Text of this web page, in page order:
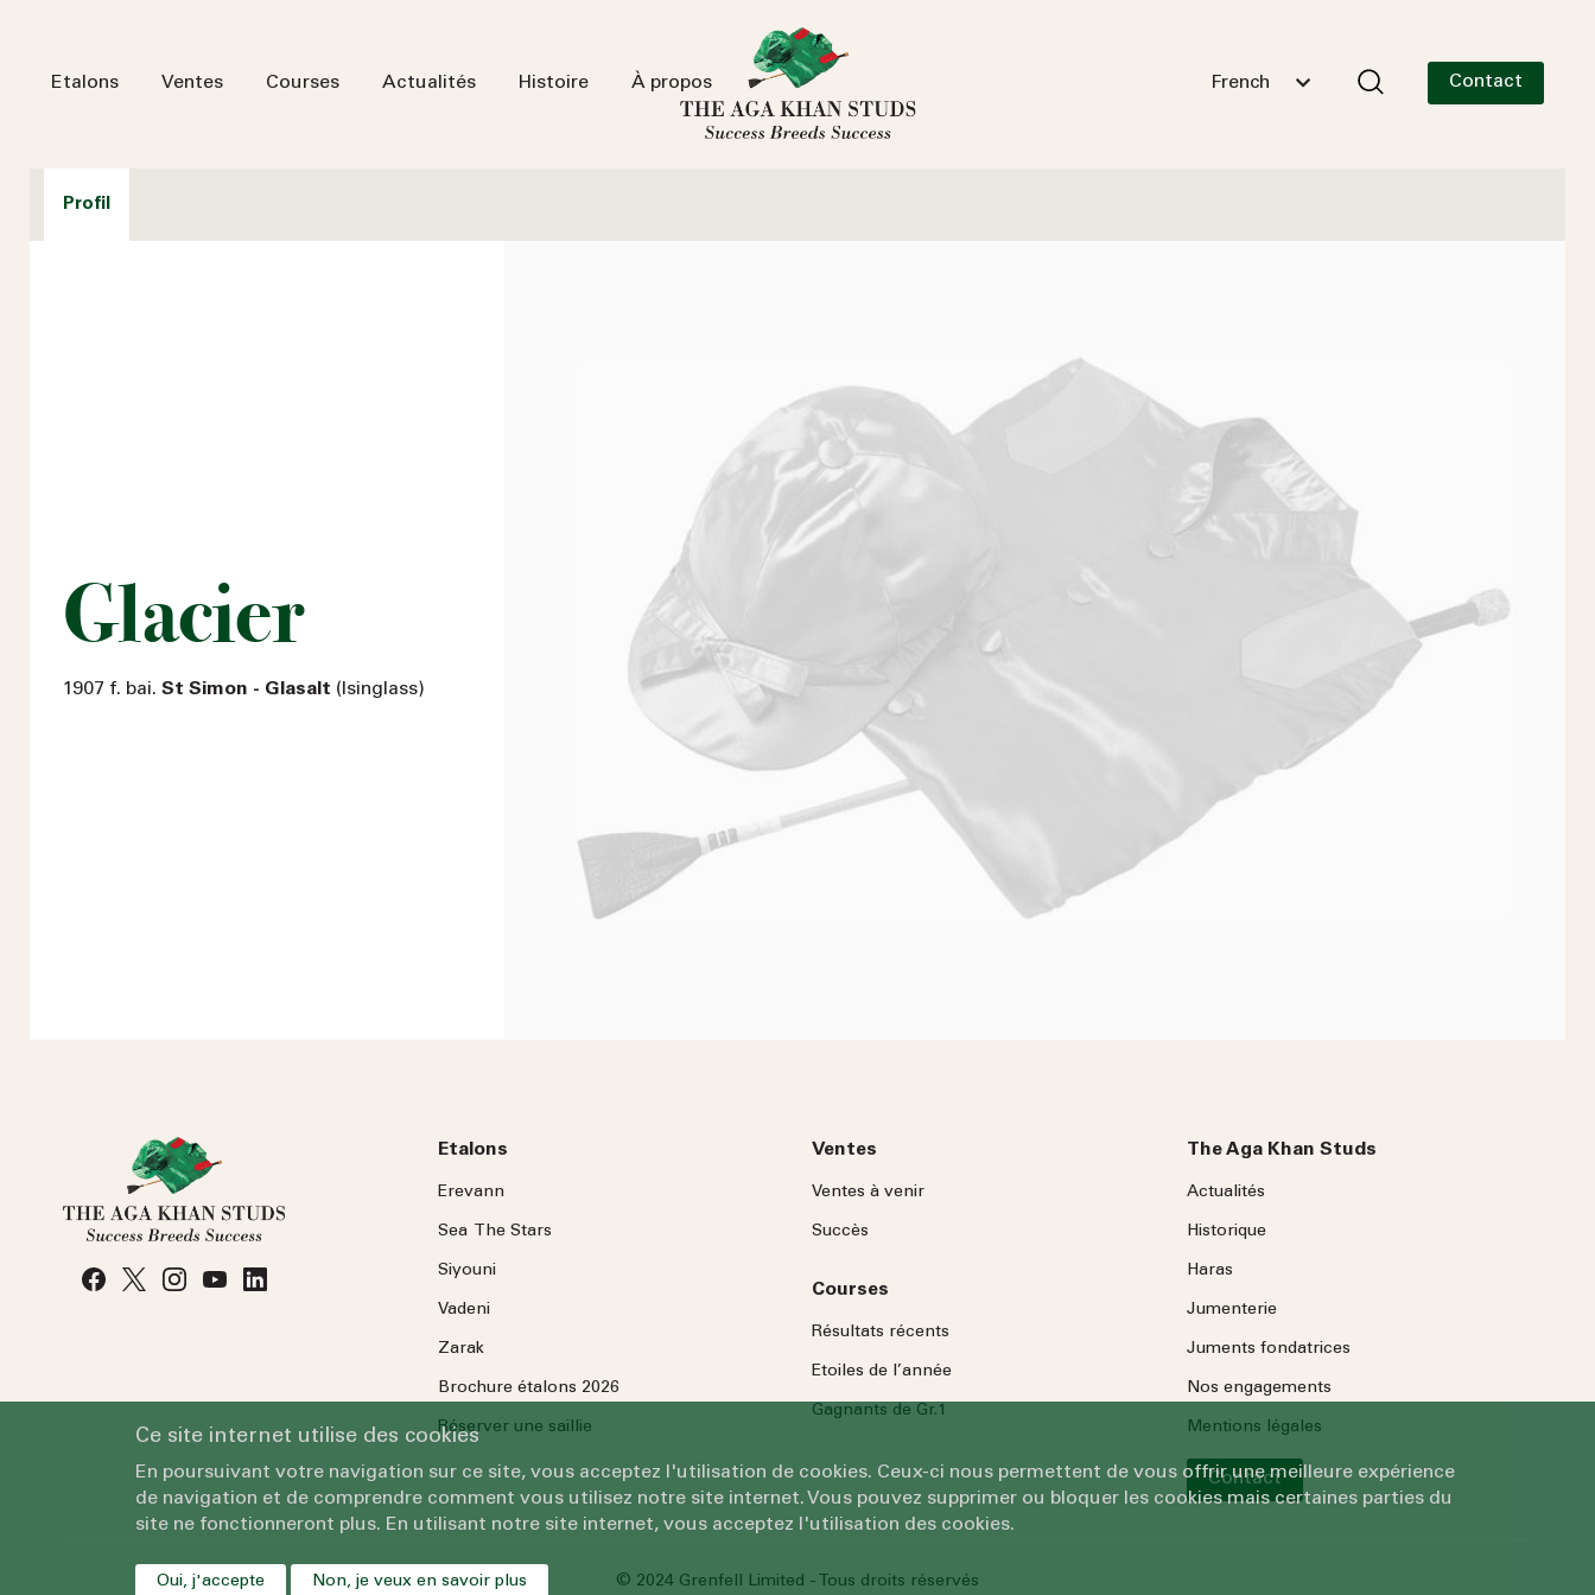
Etalons Ventes Courses Actualités Histoire À propos French Contact
Profil
Glacier
1907 f. bai. St Simon - Glasalt (Isinglass)
Etalons
Erevann
Sea TheStars
Siyouni
Vadeni
Zarak
Brochure étalons 2026
Réserver une saillie
Ventes
Ventes à venir
Succès
Courses
Résultats récents
Etoiles de l’année
Gagnants de Gr.1
The Aga Khan Studs
Actualités
Historique
Haras
Jumenterie
Juments fondatrices
Nos engagements
Mentions légales
Contact
© 2024 Grenfell Limited - Tous droits réservés
Ce site internet utilise des cookies
En poursuivant votre navigation sur ce site, vous acceptez l'utilisation de cookies. Ceux-ci nous permettent de vous offrir une meilleure expérience
de navigation et de comprendre comment vous utilisez notre site internet. Vous pouvez supprimer ou bloquer les cookies mais certaines parties du
site ne fonctionneront plus. En utilisant notre site internet, vous acceptez l'utilisation des cookies.
Oui, j'accepte Non, je veux en savoir plus